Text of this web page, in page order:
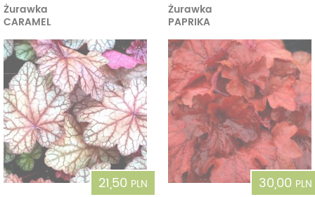
Żurawka
CARAMEL
Żurawka
PAPRIKA
21,50 PLN
30,00 PLN